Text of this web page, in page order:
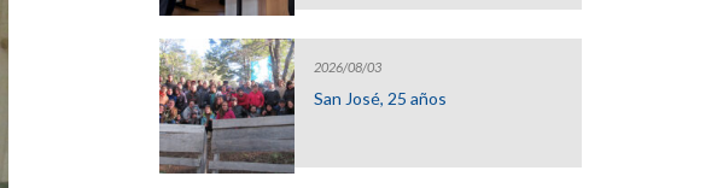
2026/08/03
San José, 25 años